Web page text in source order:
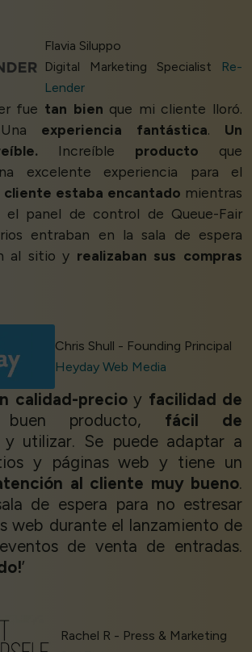
Flavia Siluppo
Digital Marketing Specialist
Re-
Lender
fue tan bien que mi cliente lloró.
experiencia fantástica. Un
Increíble producto que
excelente experiencia para el
cliente estaba encantado mientras
el panel de control de Queue-Fair
entraban en la sala de espera
al sitio y realizaban sus compras
Chris Shull - Founding Principal
Heyday Web Media
calidad-precioy facilidad de
producto, fácil de
y utilizar. Se puede adaptar a
y páginas web y tiene un
al cliente muy bueno.
de espera para no estresar
web durante el lanzamiento de
de venta de entradas.
’
Rachel R - Press & Marketing